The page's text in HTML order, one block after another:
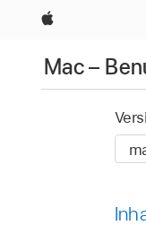
Apple
Mac –